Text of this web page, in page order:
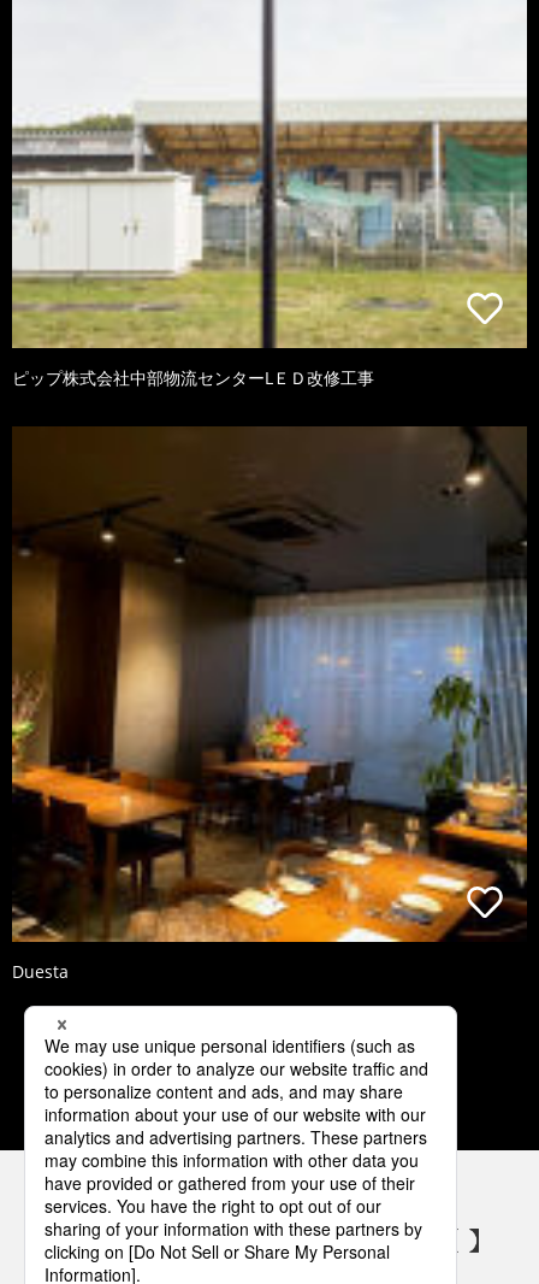
ピップ株式会社中部物流センターLＥＤ改修工事
Duesta
1 2 3 4 5
パナソニックの電気設備 SNSアカウント